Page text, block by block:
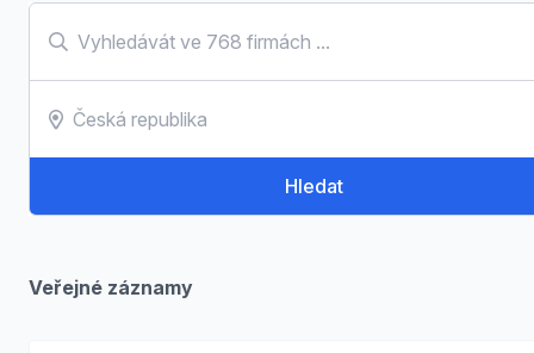
Hledat
Veřejné záznamy